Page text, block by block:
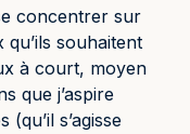
concentrer sur
souhaitent
à court, moyen
que j’aspire
s’agisse